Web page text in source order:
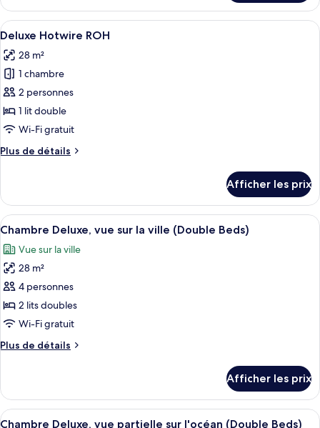
très
grand
lit,
vue
partielle
sur
l'océan
Chambre
Deluxe,
1
grand
lit,
vue
partielle
sur
l'océan
Afficher
toutes
les
photos
pour
ce
type
chambre :
ROH
Une chambre d’hôtel avec un
5
Deluxe Hotwire ROH
28 m²
1 chambre
2 personnes
1 lit double
Wi-Fi gratuit
Plus de détails
Plus
Deluxe
Hotwire
ROH
Afficher les prix
Afficher
toutes
les
photos
pour
ce
type
chambre :
vue
sur
Une chambre d’hôtel avec deux
12
Chambre Deluxe, vue sur la ville (Double Beds)
Vue sur la ville
28 m²
4 personnes
2 lits doubles
Wi-Fi gratuit
Plus de détails
Plus
Chambre
Deluxe,
vue
Afficher les prix
Afficher
Une chambre d’hôtel avec une
13
Chambre Deluxe, vue partielle sur l'océan (Double Beds)